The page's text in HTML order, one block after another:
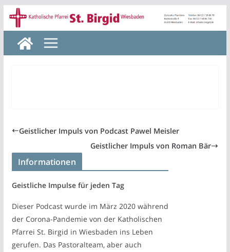
Zum
Inhalt
springen
Geistlicher Impuls von Podcast Pawel Meisler
Geistlicher Impuls von Roman Bär
Informationen
Geistliche Impulse für jeden Tag
Dieser Podcast wurde im März 2020 während
der Corona-Pandemie von der Katholischen
Pfarrei St. Birgid in Wiesbaden ins Leben
gerufen. Das Pastoralteam, aber auch